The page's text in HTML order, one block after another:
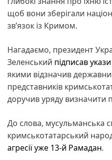
щоб вони зберігали
зв’язок із Кримом.
Нагадаємо, президент
Зеленський підписав
якими відзначив
представників
доручив уряду визначити
До слова, мусульманська
кримськотатарський
агресії уже 13-й Рамадан.